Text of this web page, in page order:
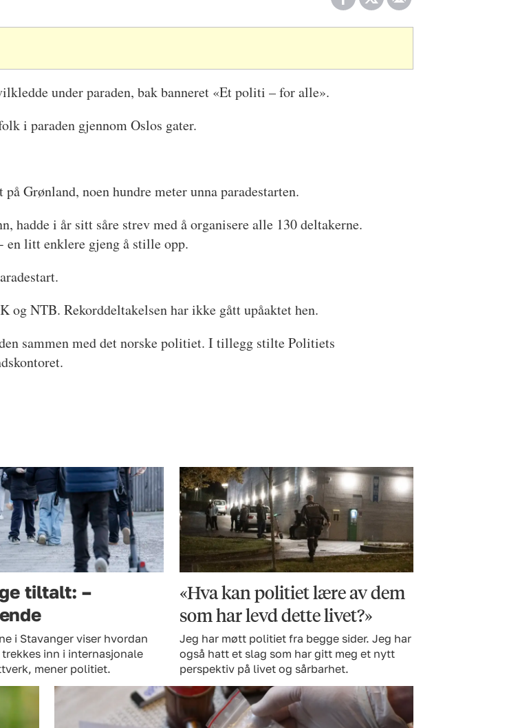
under paraden, bak banneret «Et politi – for alle».
i paraden gjennom Oslos gater.
Grønland, noen hundre meter unna paradestarten.
i år sitt såre strev med å organisere alle 130 deltakerne.
litt enklere gjeng å stille opp.
NTB. Rekorddeltakelsen har ikke gått upåaktet hen.
sammen med det norske politiet. I tillegg stilte Politiets
tiltalt: –
i Stavanger viser hvordan
inn i internasjonale
mener politiet.
«Hva kan politiet lære av dem
som har levd dette livet?»
Jeg har møtt politiet fra begge sider. Jeg har
også hatt et slag som har gitt meg et nytt
perspektiv på livet og sårbarhet.